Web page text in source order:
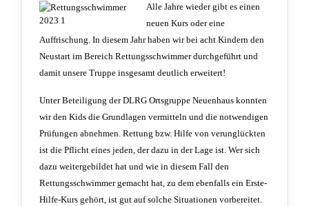
Alle Jahre wieder gibt es einen
neuen Kurs oder eine
Auffrischung. In diesem Jahr haben wir bei acht Kindern den
Neustart im Bereich Rettungsschwimmer durchgeführt und
damit unsere Truppe insgesamt deutlich erweitert!
Unter Beteiligung der DLRG Ortsgruppe Neuenhaus konnten
wir den Kids die Grundlagen vermitteln und die notwendigen
Prüfungen abnehmen. Rettung bzw. Hilfe von verunglückten
ist die Pflicht eines jeden, der dazu in der Lage ist. Wer sich
dazu weitergebildet hat und wie in diesem Fall den
Rettungsschwimmer gemacht hat, zu dem ebenfalls ein Erste-
Hilfe-Kurs gehört, ist gut auf solche Situationen vorbereitet.